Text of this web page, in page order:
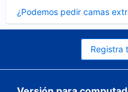
¿Podemos pedir camas
cerrado
Registra